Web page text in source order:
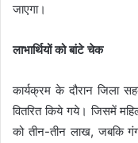
जाएगा।
लाभार्थियों को बांटे चेक
कार्यक्रम के दौरान जिला
वितरित किये गये। जिसमें
को तीन-तीन लाख, जबकि